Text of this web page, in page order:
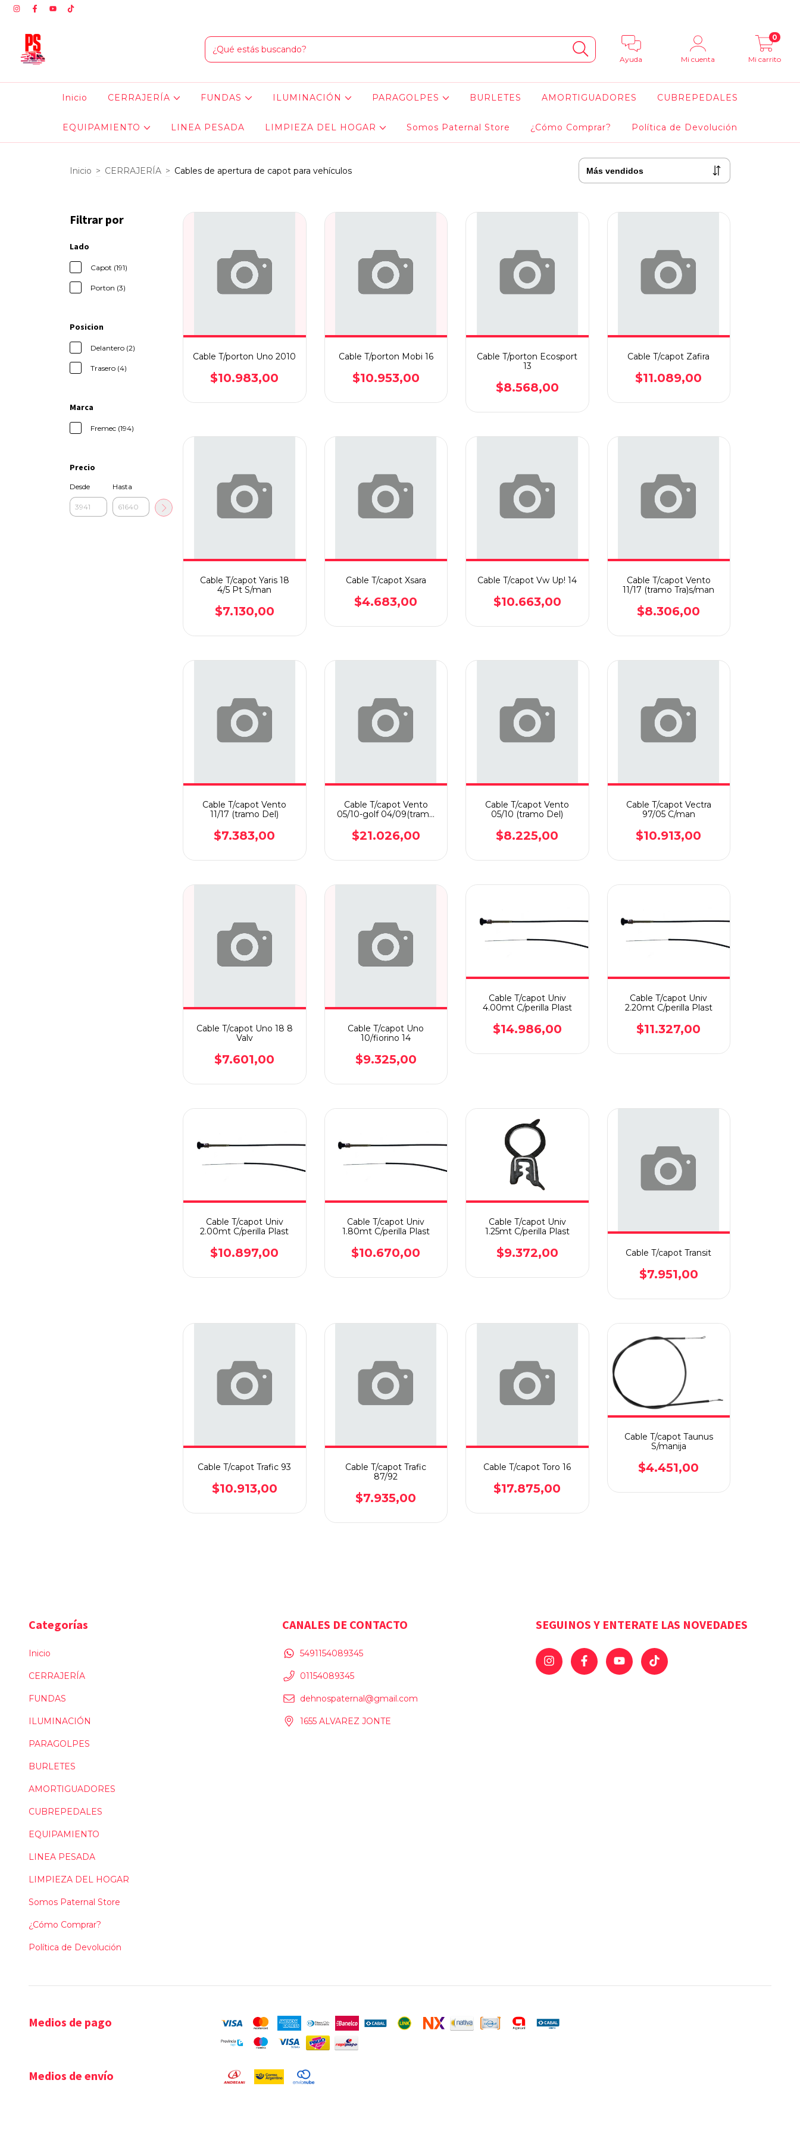
Ayuda Mi cuenta Mi carrito
0
Inicio CERRAJERÍA FUNDAS ILUMINACIÓN PARAGOLPES BURLETES AMORTIGUADORES CUBREPEDALES
EQUIPAMIENTO LINEA PESADA LIMPIEZA DEL HOGAR Somos Paternal Store ¿Cómo Comprar? Política de Devolución
Inicio > CERRAJERÍA > Cables de apertura de capot para vehículos
Filtrar por
Lado
Capot (191)
Porton (3)
Posicion
Delantero (2)
Trasero (4)
Marca
Fremec (194)
Precio
Desde Hasta
Cable T/porton Uno 2010
$10.983,00
Cable T/porton Mobi 16
$10.953,00
Cable T/porton Ecosport
13
$8.568,00
Cable T/capot Zafira
$11.089,00
Cable T/capot Yaris 18
4/5 Pt S/man
$7.130,00
Cable T/capot Xsara
$4.683,00
Cable T/capot Vw Up! 14
$10.663,00
Cable T/capot Vento
11/17 (tramo Tra)s/man
$8.306,00
Cable T/capot Vento
11/17 (tramo Del)
$7.383,00
Cable T/capot Vento
05/10-golf 04/09(tramo
$21.026,00
Cable T/capot Vento
05/10 (tramo Del)
$8.225,00
Cable T/capot Vectra
97/05 C/man
$10.913,00
Cable T/capot Uno 18 8
Valv
$7.601,00
Cable T/capot Uno
10/fiorino 14
$9.325,00
Cable T/capot Univ
4.00mt C/perilla Plast
$14.986,00
Cable T/capot Univ
2.20mt C/perilla Plast
$11.327,00
Cable T/capot Univ
2.00mt C/perilla Plast
$10.897,00
Cable T/capot Univ
1.80mt C/perilla Plast
$10.670,00
Cable T/capot Univ
1.25mt C/perilla Plast
$9.372,00 Cable T/capot Transit
$7.951,00
Cable T/capot Trafic 93
$10.913,00
Cable T/capot Trafic
87/92
$7.935,00
Cable T/capot Toro 16
$17.875,00
Cable T/capot Taunus
S/manija
$4.451,00
Categorías
Inicio
CERRAJERÍA
FUNDAS
ILUMINACIÓN
PARAGOLPES
BURLETES
AMORTIGUADORES
CUBREPEDALES
EQUIPAMIENTO
LINEA PESADA
LIMPIEZA DEL HOGAR
Somos Paternal Store
¿Cómo Comprar?
Política de Devolución
CANALES DE CONTACTO
5491154089345
01154089345
dehnospaternal@gmail.com
1655 ALVAREZ JONTE
SEGUINOS Y ENTERATE LAS NOVEDADES
Medios de pago
Medios de envío